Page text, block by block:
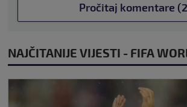
Pročitaj komentare
NAJČITANIJE VIJESTI - FIFA